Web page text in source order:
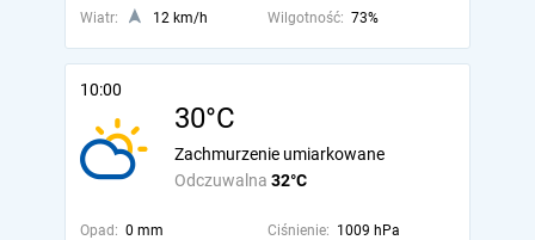
Wiatr:
12 km/h Wilgotność: 73%
10:00
30°C
Odczuwalna 32°C
Zachmurzenie umiarkowane
Opad: 0 mm Ciśnienie: 1009 hPa